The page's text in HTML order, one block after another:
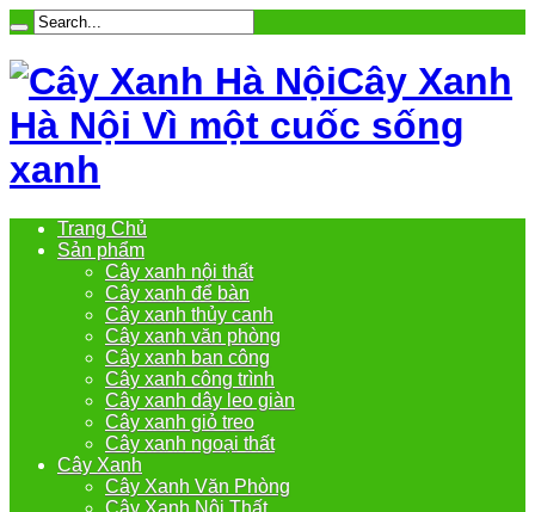
Cây Xanh
Hà Nội Vì một cuốc sống
xanh
Trang Chủ
Sản phẩm
Cây xanh nội thất
Cây xanh để bàn
Cây xanh thủy canh
Cây xanh văn phòng
Cây xanh ban công
Cây xanh công trình
Cây xanh dây leo giàn
Cây xanh giỏ treo
Cây xanh ngoại thất
Cây Xanh
Cây Xanh Văn Phòng
Cây Xanh Nội Thất